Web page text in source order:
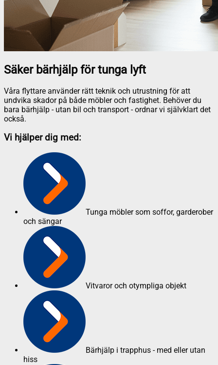
Säker bärhjälp för tunga lyft
Våra flyttare använder rätt teknik och utrustning för att
undvika skador på både möbler och fastighet. Behöver du
bara bärhjälp - utan bil och transport - ordnar vi självklart det
också.
Vi hjälper dig med:
Tunga möbler som soffor, garderober
och sängar
Vitvaror och otympliga objekt
Bärhjälp i trapphus - med eller utan
hiss